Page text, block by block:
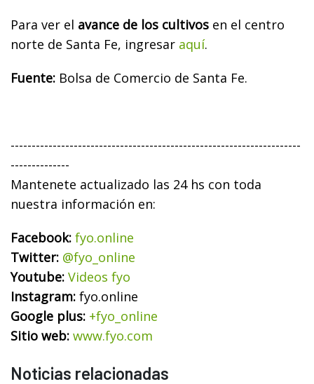
Para ver el avance de los cultivos en el centro
norte de Santa Fe, ingresar aquí.
Fuente: Bolsa de Comercio de Santa Fe.
---------------------------------------------------------------------
--------------
Mantenete actualizado las 24 hs con toda
nuestra información en:
Facebook: fyo.online
Twitter: @fyo_online
Youtube: Videos fyo
Instagram: fyo.online
Google plus: +fyo_online
Sitio web: www.fyo.com
Noticias relacionadas